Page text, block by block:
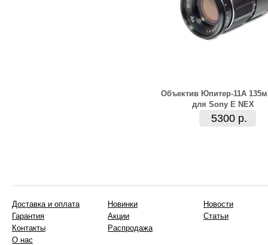
Объектив Юпитер-11А
для Sony E NEX
5300 р.
Доставка и оплата
Гарантия
Контакты
О нас
Новинки
Акции
Распродажа
Новости
Статьи